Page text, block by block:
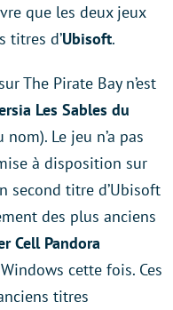
que les deux jeux
titres d’Ubisoft.
The Pirate Bay n’est
Les Sables du
Le jeu n’a pas
à disposition sur
second titre d’Ubisoft
des plus anciens
Cell Pandora
cette fois. Ces
titres